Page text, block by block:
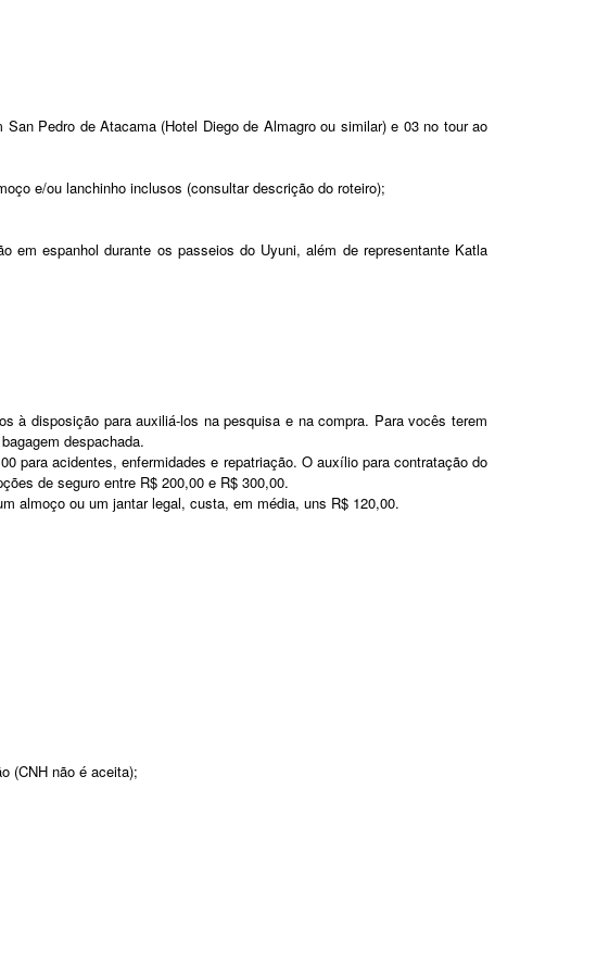
Pedro de Atacama (Hotel Diego de Almagro ou similar) e 03 no tour ao
e/ou lanchinho inclusos (consultar descrição do roteiro);
espanhol durante os passeios do Uyuni, além de representante Katla
à disposição para auxiliá-los na pesquisa e na compra. Para vocês terem
despachada.
para acidentes, enfermidades e repatriação. O auxílio para contratação do
de seguro entre R$ 200,00 e R$ 300,00.
almoço ou um jantar legal, custa, em média, uns R$ 120,00.
(CNH não é aceita);